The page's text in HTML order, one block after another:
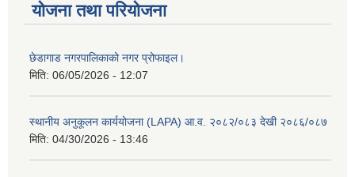
योजना तथा परियोजना
छेडागाड नगरपालिकाको नगर प्रोफाइल।
मिति: 06/05/2026 - 12:07
स्थानीय अनुकूलन कार्ययोजना (LAPA) आ.व. २०८२/०८३ देखी २०८६/०८७
मिति: 04/30/2026 - 13:46